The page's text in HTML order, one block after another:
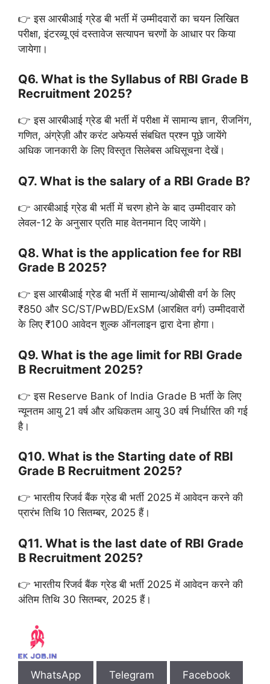
👉 इस आरबीआई ग्रेड बी भर्ती में उम्मीदवारों का चयन लिखित
परीक्षा, इंटरव्यू एवं दस्तावेज सत्यापन चरणों के आधार पर किया
जायेगा।
Q6. What is the Syllabus of RBI Grade B
Recruitment 2025?
👉 इस आरबीआई ग्रेड बी भर्ती में परीक्षा में सामान्य ज्ञान, रीजनिंग,
गणित, अंग्रेज़ी और करंट अफेयर्स संबधित प्रश्न पूछे जायेंगे
अधिक जानकारी के लिए विस्तृत सिलेबस अधिसूचना देखें।
Q7. What is the salary of a RBI Grade B?
👉 आरबीआई ग्रेड बी भर्ती में चरण होने के बाद उम्मीदवार को
लेवल-12 के अनुसार प्रति माह वेतनमान दिए जायेंगे।
Q8. What is the application fee for RBI
Grade B 2025?
👉 इस आरबीआई ग्रेड बी भर्ती में सामान्य/ओबीसी वर्ग के लिए
₹850 और SC/ST/PwBD/ExSM (आरक्षित वर्ग) उम्मीदवारों
के लिए ₹100 आवेदन शुल्क ऑनलाइन द्वारा देना होगा।
Q9. What is the age limit for RBI Grade
B Recruitment 2025?
👉 इस Reserve Bank of India Grade B भर्ती के लिए
न्यूनतम आयु 21 वर्ष और अधिकतम आयु 30 वर्ष निर्धारित की गई
है।
Q10. What is the Starting date of RBI
Grade B Recruitment 2025?
👉 भारतीय रिजर्व बैंक ग्रेड बी भर्ती 2025 में आवेदन करने की
प्रारंभ तिथि 10 सितम्बर, 2025 हैं।
Q11. What is the last date of RBI Grade
B Recruitment 2025?
👉 भारतीय रिजर्व बैंक ग्रेड बी भर्ती 2025 में आवेदन करने की
अंतिम तिथि 30 सितम्बर, 2025 हैं।
WhatsApp Telegram Facebook